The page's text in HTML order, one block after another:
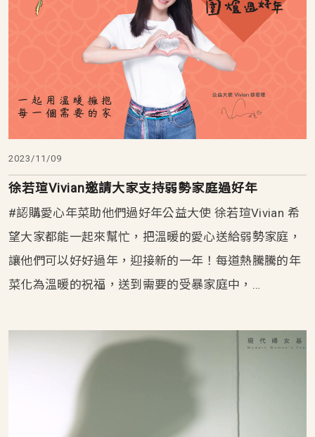
2023/11/09
徐若瑄Vivian邀請大家支持弱勢家庭過好年
#認購愛心年菜助他們過好年公益大使 徐若瑄Vivian 希
望大家都能一起來幫忙，把溫暖的愛心送給弱勢家庭，
讓他們可以好好過年，迎接新的一年！每道熱騰騰的年
菜化為溫暖的祝福，送到需要的受暴家庭中，…